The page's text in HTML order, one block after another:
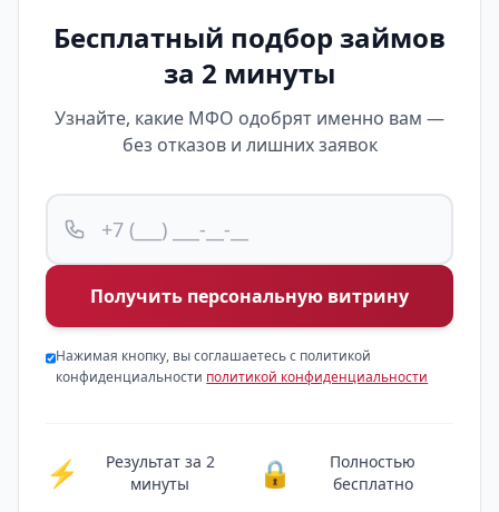
Бесплатный подбор займов
за 2 минуты
Узнайте, какие МФО одобрят именно вам —
без отказов и лишних заявок
Получить персональную витрину
Нажимая кнопку, вы соглашаетесь с политикой
конфиденциальности политикой конфиденциальности
⚡
Результат за 2
минуты
🔒
Полностью
бесплатно